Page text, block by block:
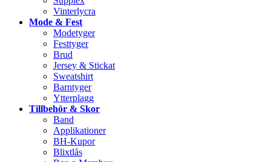
Vinterlycra
Mode & Fest
Modetyger
Festtyger
Brud
Jersey & Stickat
Sweatshirt
Barntyger
Ytterplagg
Tillbehör & Skor
Band
Applikationer
BH-Kupor
Blixtlås